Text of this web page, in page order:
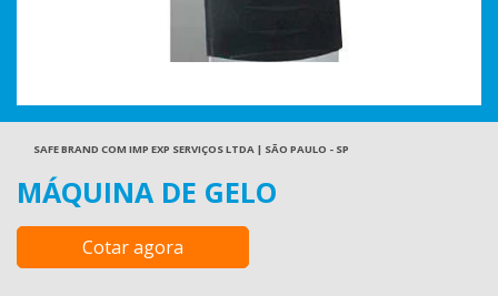
SAFE BRAND COM IMP EXP SERVIÇOS LTDA | SÃO PAULO - SP
MÁQUINA DE GELO
Cotar agora